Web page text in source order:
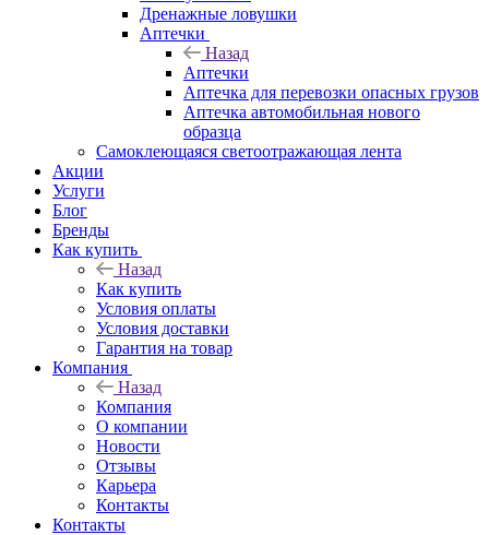
Дренажные ловушки
Аптечки
Назад
Аптечки
Аптечка для перевозки опасных грузов
Аптечка автомобильная нового
образца
Самоклеющаяся светоотражающая лента
Акции
Услуги
Блог
Бренды
Как купить
Назад
Как купить
Условия оплаты
Условия доставки
Гарантия на товар
Компания
Назад
Компания
О компании
Новости
Отзывы
Карьера
Контакты
Контакты